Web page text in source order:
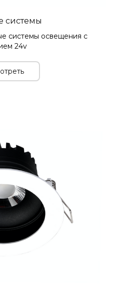
системы
системы освещения с
24v